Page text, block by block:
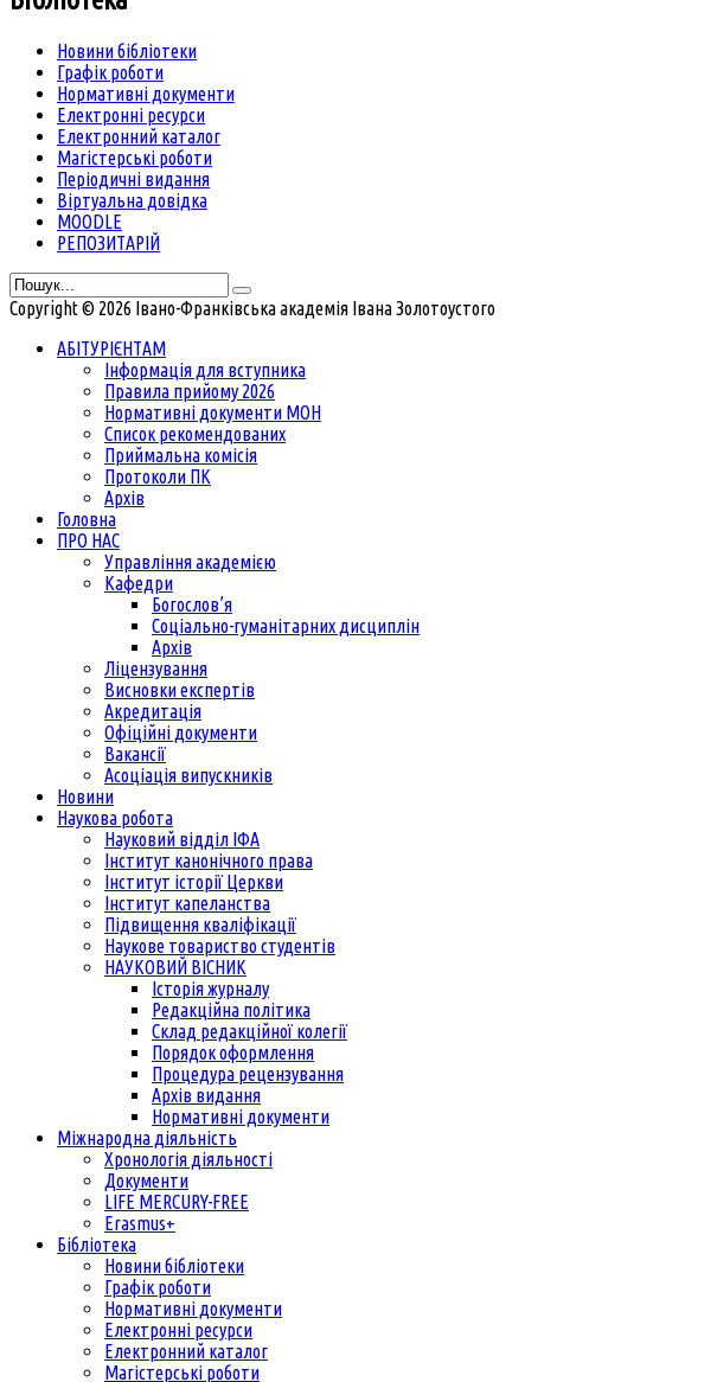
Новини бібліотеки
Графік роботи
Нормативні документи
Електронні ресурси
Електронний каталог
Магістерські роботи
Періодичні видання
Віртуальна довідка
MOODLE
РЕПОЗИТАРІЙ
Copyright © 2026 Івано-Франківська академія Івана Золотоустого
АБІТУРІЄНТАМ
Інформація для вступника
Правила прийому 2026
Нормативні документи МОН
Список рекомендованих
Приймальна комісія
Протоколи ПК
Архів
Головна
ПРО НАС
Управління академією
Кафедри
Богослов’я
Соціально-гуманітарних дисциплін
Архів
Ліцензування
Висновки експертів
Акредитація
Офіційні документи
Вакансії
Асоціація випускників
Новини
Наукова робота
Науковий відділ ІФА
Інститут канонічного права
Інститут історії Церкви
Інститут капеланства
Підвищення кваліфікації
Наукове товариство студентів
НАУКОВИЙ ВІСНИК
Історія журналу
Редакційна політика
Склад редакційної колегії
Порядок оформлення
Процедура рецензування
Архів видання
Нормативні документи
Міжнародна діяльність
Хронологія діяльності
Документи
LIFE MERCURY-FREE
Erasmus+
Бібліотека
Новини бібліотеки
Графік роботи
Нормативні документи
Електронні ресурси
Електронний каталог
Магістерські роботи